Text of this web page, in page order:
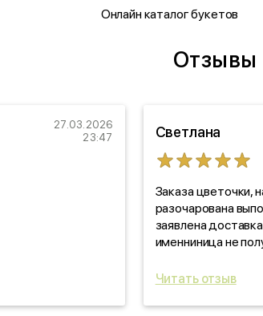
Онлайн каталог букетов
Отзывы
27.03.2026
23:47
Светлана
Заказа цветочки,
разочарована
заявлена
именниница не
такое вообще
цветочки, на
Читать отзыв